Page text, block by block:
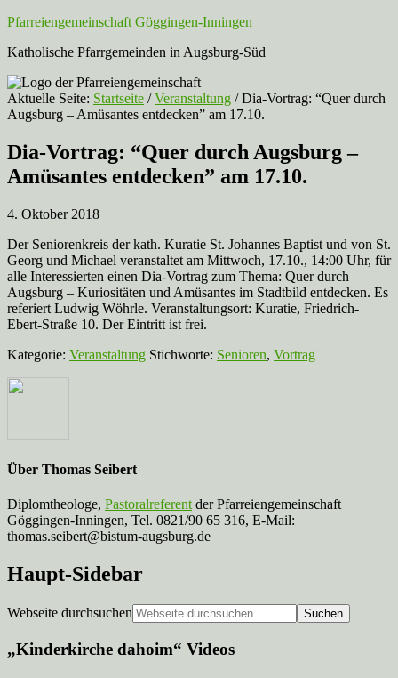
Pfarreiengemeinschaft Göggingen-Inningen
Katholische Pfarrgemeinden in Augsburg-Süd
Aktuelle Seite: Startseite / Veranstaltung /Dia-Vortrag: “Quer durch
Augsburg – Amüsantes entdecken” am 17.10.
Dia-Vortrag: “Quer durch Augsburg –
Amüsantes entdecken” am 17.10.
4. Oktober 2018
Der Seniorenkreis der kath. Kuratie St. Johannes Baptist und von St.
Georg und Michael veranstaltet am Mittwoch, 17.10., 14:00 Uhr, für
alle Interessierten einen Dia-Vortrag zum Thema: Quer durch
Augsburg – Kuriositäten und Amüsantes im Stadtbild entdecken. Es
referiert Ludwig Wöhrle. Veranstaltungsort: Kuratie, Friedrich-
Ebert-Straße 10. Der Eintritt ist frei.
Kategorie: Veranstaltung Stichworte: Senioren, Vortrag
Über Thomas Seibert
Diplomtheologe, Pastoralreferent der Pfarreiengemeinschaft
Göggingen-Inningen, Tel. 0821/90 65 316, E-Mail:
thomas.seibert@bistum-augsburg.de
Haupt-Sidebar
Webseite durchsuchen
„Kinderkirche dahoim“ Videos